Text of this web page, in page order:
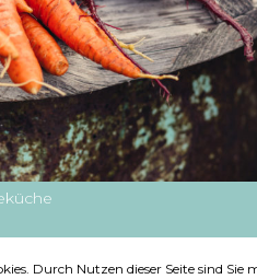
Durch Nutzen dieser Seite sind